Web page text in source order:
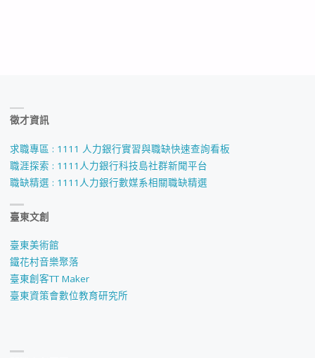
徵才資訊
求職專區 : 1111 人力銀行實習與職缺快速查詢看板
職涯探索 : 1111人力銀行科技島社群新聞平台
職缺精選 : 1111人力銀行數媒系相關職缺精選
臺東文創
臺東美術館
鐵花村音樂聚落
臺東創客TT Maker
臺東資策會數位教育研究所